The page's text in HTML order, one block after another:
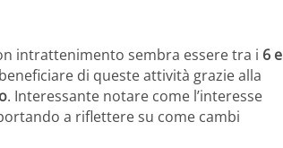
intrattenimento sembra essere tra i 6 e
di queste attività grazie alla
. Interessante notare come l’interesse
a riflettere su come cambi